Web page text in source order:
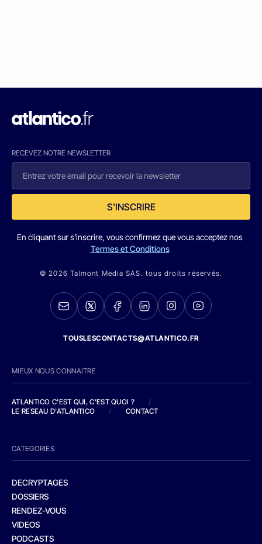
RECEVEZ NOTRE NEWSLETTER
S'INSCRIRE
En cliquant sur s'inscrire, vous confirmez que vous acceptez nos
Termes et Conditions
© 2026 Talmont Media SAS. tous droits réservés.
TOUSLESCONTACTS@ATLANTICO.FR
MIEUX NOUS CONNAITRE
ATLANTICO C'EST QUI, C'EST QUOI ?
/
LE RESEAU D'ATLANTICO
/ CONTACT
CATEGORIES
DECRYPTAGES
DOSSIERS
RENDEZ-VOUS
VIDEOS
PODCASTS